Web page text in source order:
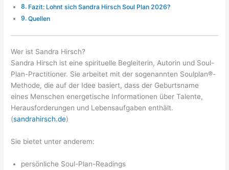
Fazit: Lohnt sich Sandra Hirsch Soul Plan 2026?
Quellen
Wer ist Sandra Hirsch?
Sandra Hirsch ist eine spirituelle Begleiterin, Autorin und Soul-
Plan-Practitioner. Sie arbeitet mit der sogenannten Soulplan®-
Methode, die auf der Idee basiert, dass der Geburtsname
eines Menschen energetische Informationen über Talente,
Herausforderungen und Lebensaufgaben enthält.
(sandrahirsch.de)
Sie bietet unter anderem:
persönliche Soul-Plan-Readings